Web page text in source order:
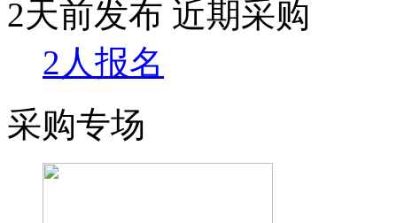
2天前发布 近期采购
2人报名
采购专场